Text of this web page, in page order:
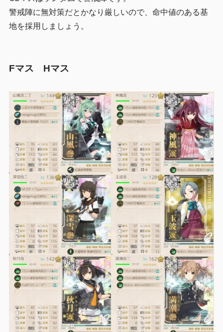
警戒陣に無対策だとかなり厳しいので、命中値のある基
地を採用しましょう。
Fマス Hマス